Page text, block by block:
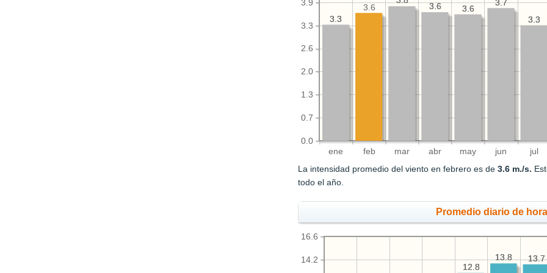
ene feb mar abr may jun jul
0.0
0.7
1.3
2.0
2.6
3.3
3.9
3.3
3.7
3.6
3.6
3.3
3.3
3.7
3.6
3.6
3.6
3.3
La intensidad promedio del viento en febrero es de3.6 m./s.
todo el año.
Promedio diario de
14.2
16.6
13.7
13.8
12.8
13.7
13.8
12.8